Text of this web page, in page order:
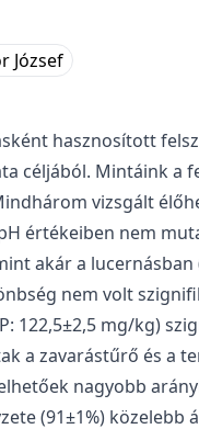
József
hasznosított
céljából. Mintáink
vizsgált
értékeiben nem
akár a
nem volt
122,5±2,5 mg/kg)
a zavarástűrő és a
nagyobb
(91±1%) közelebb